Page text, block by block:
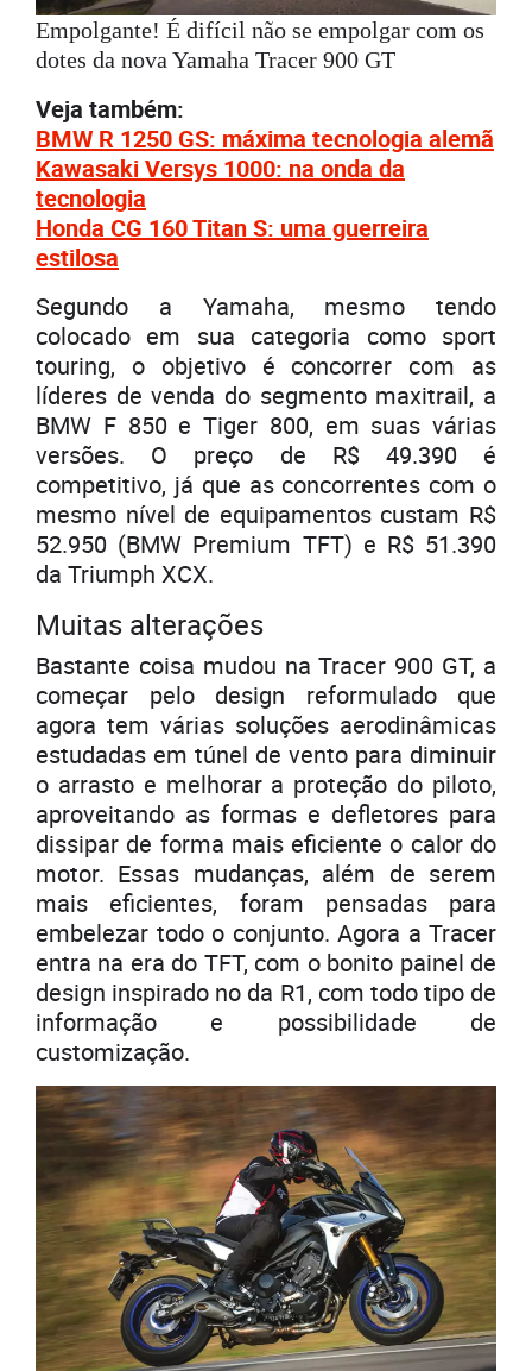
Empolgante! É difícil não se empolgar com os
dotes da nova Yamaha Tracer 900 GT
Veja também:
BMW R 1250 GS: máxima tecnologia alemã
Kawasaki Versys 1000: na onda da
tecnologia
Honda CG 160 Titan S: uma guerreira
estilosa
Segundo a Yamaha, mesmo tendo
colocado em sua categoria como sport
touring, o objetivo é concorrer com as
líderes de venda do segmento maxitrail, a
BMW F 850 e Tiger 800, em suas várias
versões. O preço de R$ 49.390 é
competitivo, já que as concorrentes com o
mesmo nível de equipamentos custam R$
52.950 (BMW Premium TFT) e R$ 51.390
da Triumph XCX.
Muitas alterações
Bastante coisa mudou na Tracer 900 GT, a
começar pelo design reformulado que
agora tem várias soluções aerodinâmicas
estudadas em túnel de vento para diminuir
o arrasto e melhorar a proteção do piloto,
aproveitando as formas e defletores para
dissipar de forma mais eficiente o calor do
motor. Essas mudanças, além de serem
mais eficientes, foram pensadas para
embelezar todo o conjunto. Agora a Tracer
entra na era do TFT, com o bonito painel de
design inspirado no da R1, com todo tipo de
informação e possibilidade de
customização.